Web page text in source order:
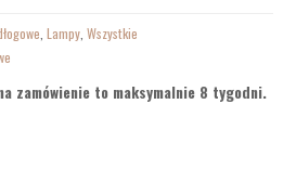
,Lampy ,Wszystkie
zamówienie to maksymalnie 8 tygodni.